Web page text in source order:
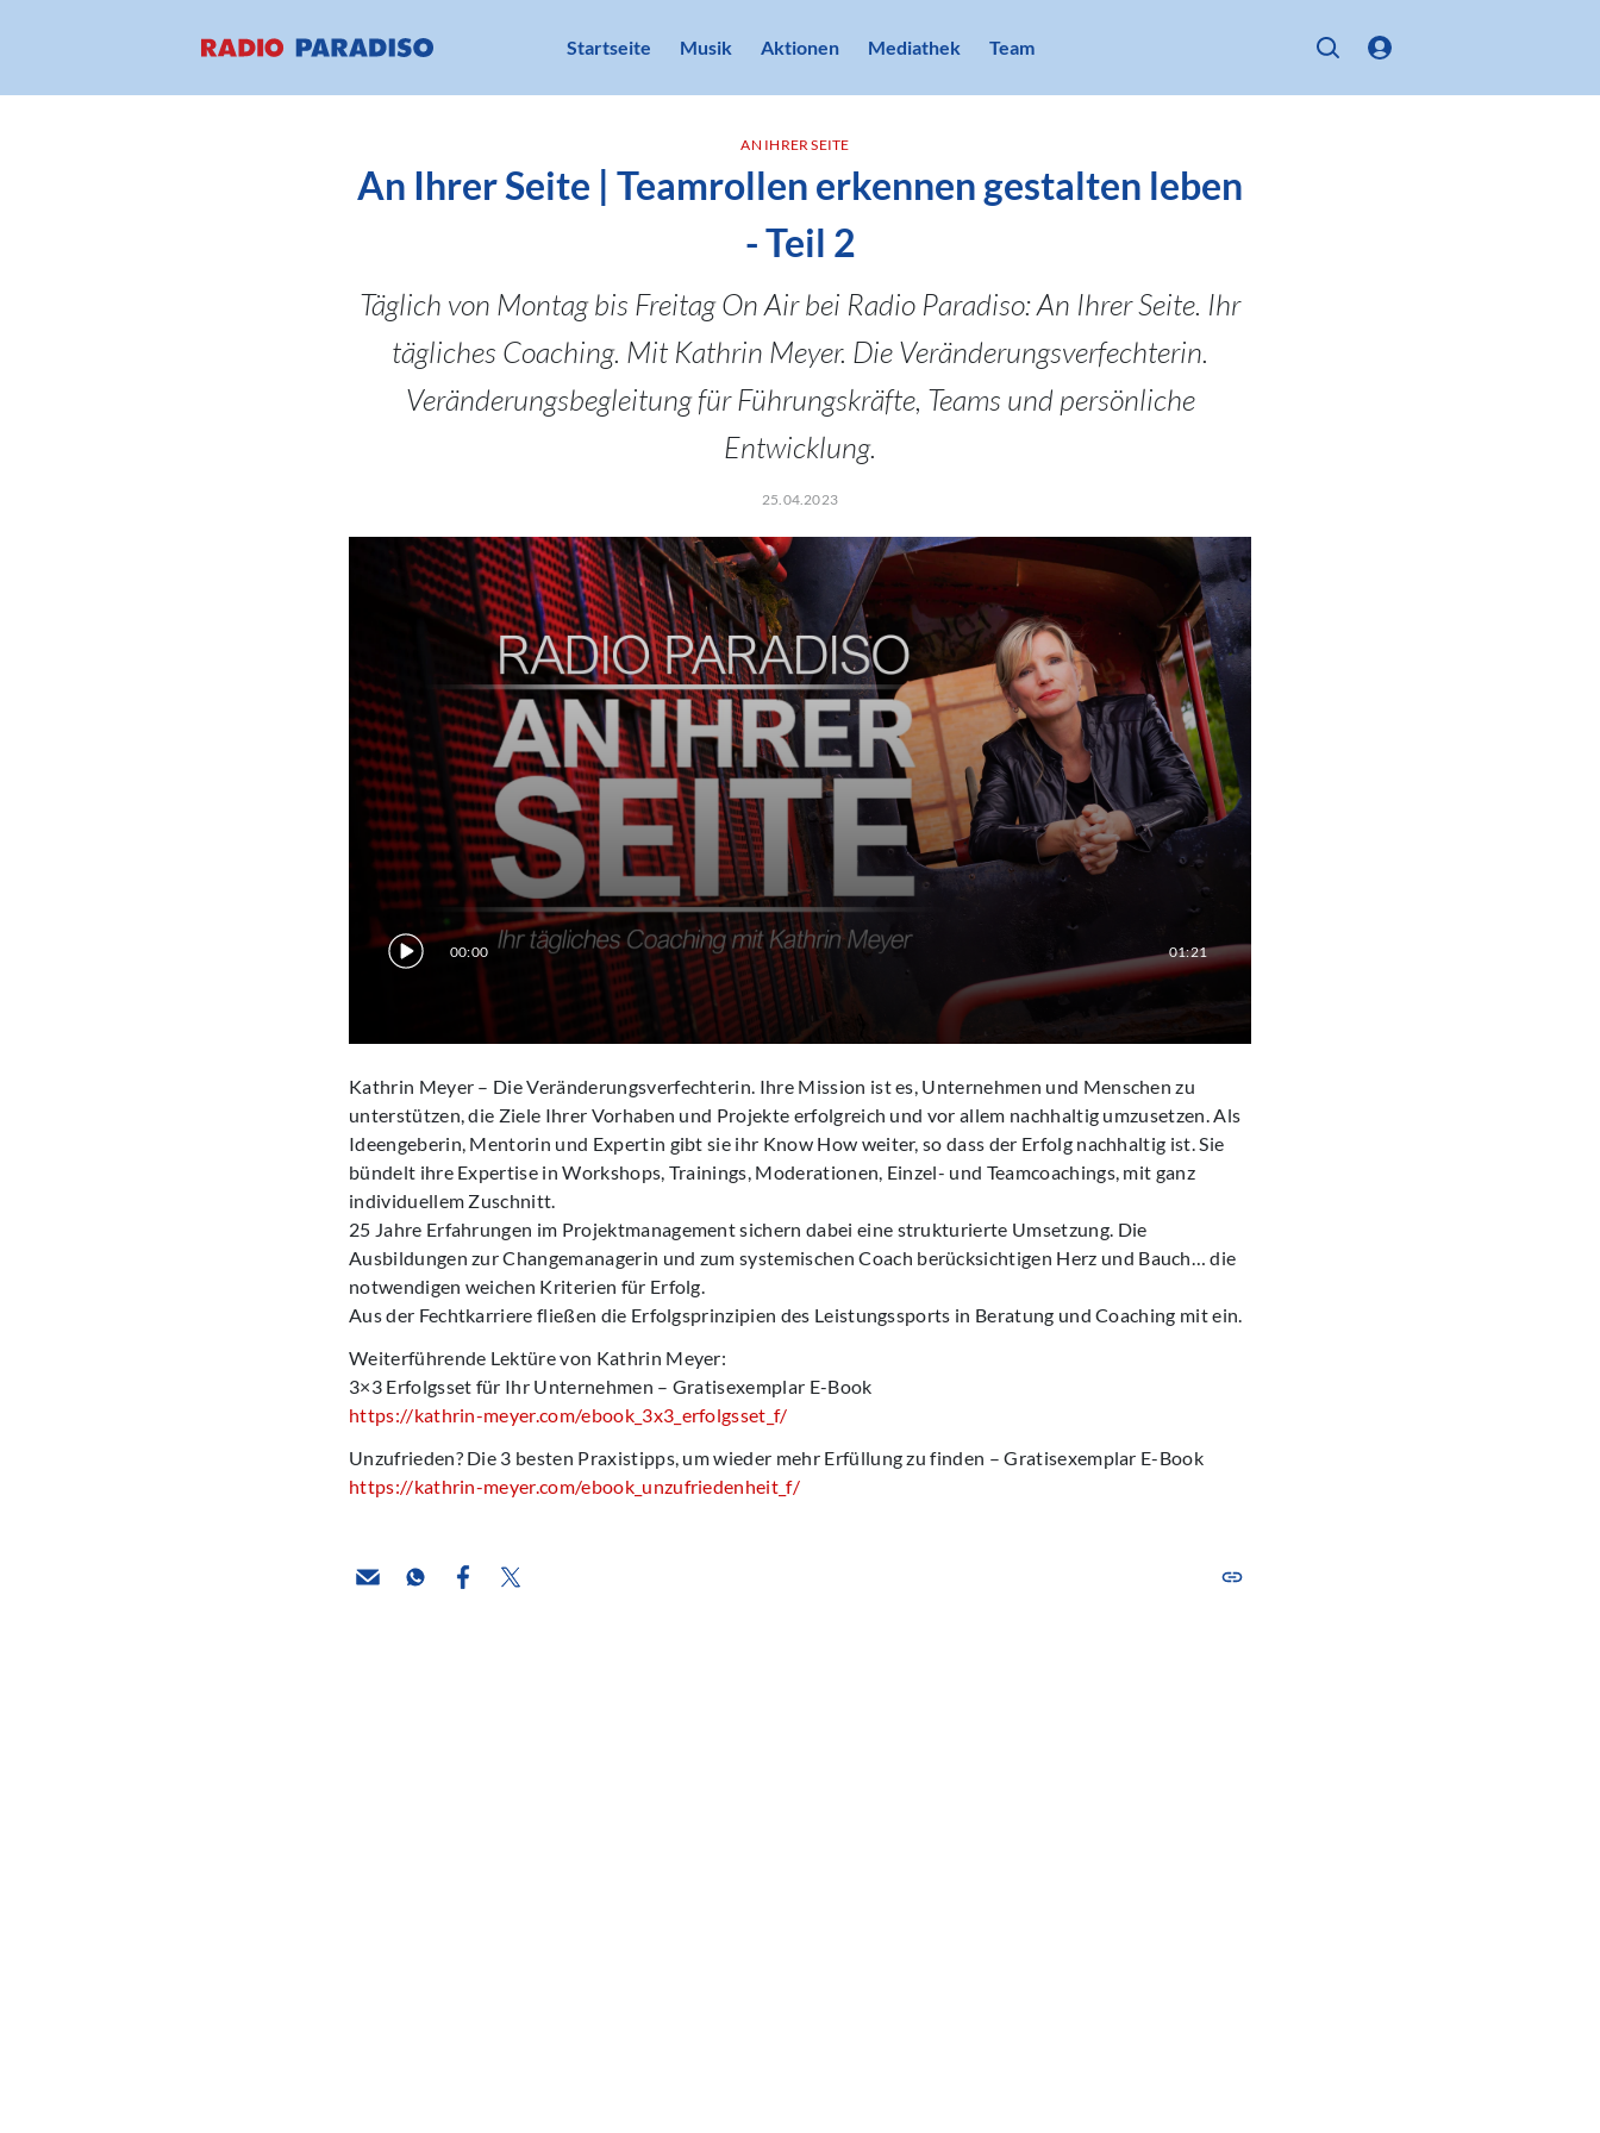
Startseite Musik Aktionen Mediathek Team
00:00 01:21
AN IHRER SEITE
An Ihrer Seite | Teamrollen erkennen gestalten leben
- Teil 2
Täglich von Montag bis Freitag On Air bei Radio Paradiso: An Ihrer Seite. Ihr
tägliches Coaching. Mit Kathrin Meyer. Die Veränderungsverfechterin.
Veränderungsbegleitung für Führungskräfte, Teams und persönliche
Entwicklung.
25.04.2023
Kathrin Meyer – Die Veränderungsverfechterin. Ihre Mission ist es, Unternehmen und Menschen zu
unterstützen, die Ziele Ihrer Vorhaben und Projekte erfolgreich und vor allem nachhaltig umzusetzen. Als
Ideengeberin, Mentorin und Expertin gibt sie ihr Know How weiter, so dass der Erfolg nachhaltig ist. Sie
bündelt ihre Expertise in Workshops, Trainings, Moderationen, Einzel- und Teamcoachings, mit ganz
individuellem Zuschnitt.
25 Jahre Erfahrungen im Projektmanagement sichern dabei eine strukturierte Umsetzung. Die
Ausbildungen zur Changemanagerin und zum systemischen Coach berücksichtigen Herz und Bauch… die
notwendigen weichen Kriterien für Erfolg.
Aus der Fechtkarriere fließen die Erfolgsprinzipien des Leistungssports in Beratung und Coaching mit ein.
Weiterführende Lektüre von Kathrin Meyer:
3×3 Erfolgsset für Ihr Unternehmen – Gratisexemplar E-Book
https://kathrin-meyer.com/ebook_3x3_erfolgsset_f/
Unzufrieden? Die 3 besten Praxistipps, um wieder mehr Erfüllung zu finden – Gratisexemplar E-Book
https://kathrin-meyer.com/ebook_unzufriedenheit_f/